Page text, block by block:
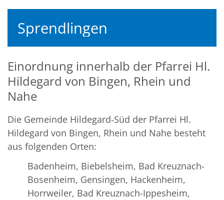
Sprendlingen
Einordnung innerhalb der Pfarrei Hl.
Hildegard von Bingen, Rhein und
Nahe
Die Gemeinde Hildegard-Süd der Pfarrei Hl.
Hildegard von Bingen, Rhein und Nahe besteht
aus folgenden Orten:
Badenheim, Biebelsheim, Bad Kreuznach-
Bosenheim, Gensingen, Hackenheim,
Horrweiler, Bad Kreuznach-Ippesheim,